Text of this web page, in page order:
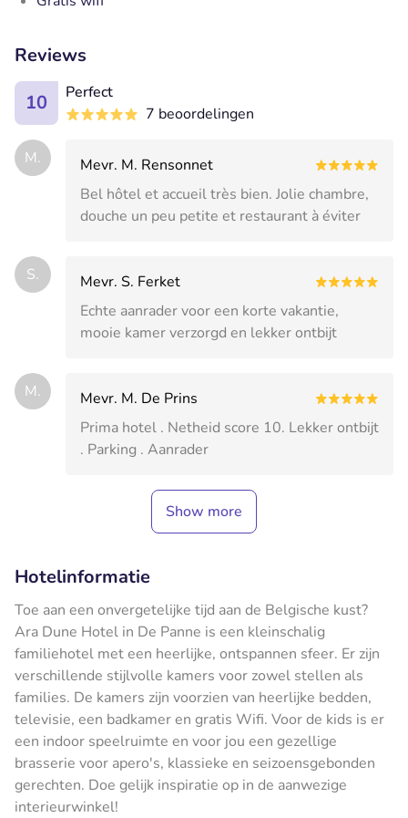
Reviews
10
Perfect
7 beoordelingen
M.
Mevr. M. Rensonnet
Bel hôtel et accueil très bien. Jolie chambre,
douche un peu petite et restaurant à éviter
S.
Mevr. S. Ferket
Echte aanrader voor een korte vakantie,
mooie kamer verzorgd en lekker ontbijt
M.
Mevr. M. De Prins
Prima hotel . Netheid score 10. Lekker ontbijt
. Parking . Aanrader
Show more
Hotelinformatie
Toe aan een onvergetelijke tijd aan de Belgische kust?
Ara Dune Hotel in De Panne is een kleinschalig
familiehotel met een heerlijke, ontspannen sfeer. Er zijn
verschillende stijlvolle kamers voor zowel stellen als
families. De kamers zijn voorzien van heerlijke bedden,
televisie, een badkamer en gratis Wifi. Voor de kids is er
een indoor speelruimte en voor jou een gezellige
brasserie voor apero's, klassieke en seizoensgebonden
gerechten. Doe gelijk inspiratie op in de aanwezige
interieurwinkel!